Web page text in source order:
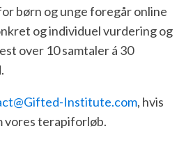
børn og unge foregår online
og individuel vurdering og
over 10 samtaler á 30
Institute.com, hvis
vores terapiforløb.